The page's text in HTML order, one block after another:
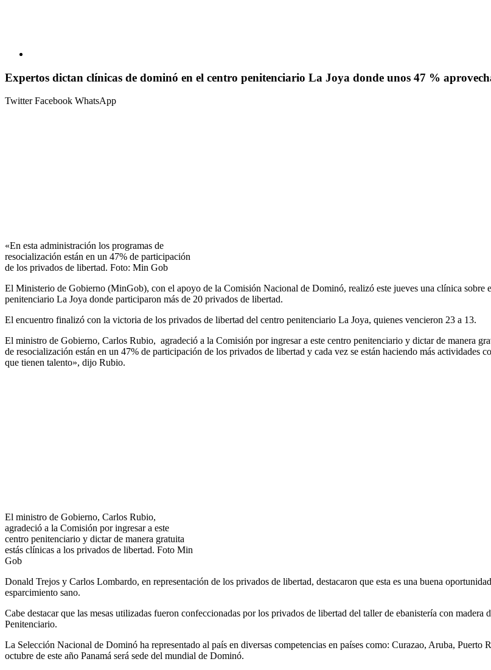
Expertos dictan clínicas de dominó en el centro penitenciario La Joya donde unos 47 %
TwitterFacebook WhatsApp
«En esta administración los programas de
resocialización están en un 47% de participación
de los privados de libertad. Foto: Min Gob
El Ministerio de Gobierno (MinGob), con el apoyo de la Comisión Nacional de Dominó, realizó este jueves una clínica sobre
penitenciario La Joya donde participaron más de 20 privados de libertad.
El encuentro finalizó con la victoria de los privados de libertad del centro penitenciario La Joya, quienes vencieron 23 a 13.
El ministro de Gobierno, Carlos Rubio, agradeció a la Comisión por ingresar a este centro penitenciario y dictar de manera
de resocialización están en un 47% de participación de los privados de libertad y cada vez se están haciendo más actividades
que tienen talento», dijo Rubio.
El ministro de Gobierno, Carlos Rubio,
agradeció a la Comisión por ingresar a este
centro penitenciario y dictar de manera gratuita
estás clínicas a los privados de libertad. Foto Min
Gob
Donald Trejos y Carlos Lombardo, en representación de los privados de libertad, destacaron que esta es una buena
esparcimiento sano.
Cabe destacar que las mesas utilizadas fueron confeccionadas por los privados de libertad del taller de ebanistería con
Penitenciario.
La Selección Nacional de Dominó ha representado al país en diversas competencias en países como: Curazao, Aruba,
octubre de este año Panamá será sede del mundial de Dominó.